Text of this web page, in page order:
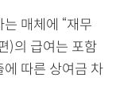
매체에 “재무
)의 급여는 포함
에 따른 상여금 차